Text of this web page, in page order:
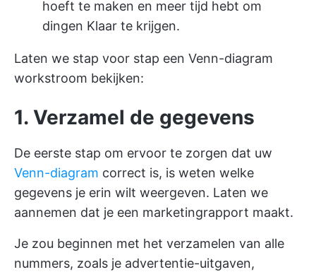
hoeft te maken en meer tijd hebt om
dingen Klaar te krijgen.
Laten we stap voor stap een Venn-diagram
workstroom bekijken:
1. Verzamel de gegevens
De eerste stap om ervoor te zorgen dat uw
Venn-diagram correct is, is weten welke
gegevens je erin wilt weergeven. Laten we
aannemen dat je een marketingrapport maakt.
Je zou beginnen met het verzamelen van alle
nummers, zoals je advertentie-uitgaven,